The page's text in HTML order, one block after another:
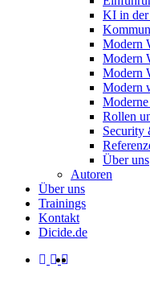
KI in der
Modern
Modern
Modern
Modern
Rollen
Security
Über uns
Autoren
Über uns
Trainings
Kontakt
Dicide.de
facebook
linkedin
instagram